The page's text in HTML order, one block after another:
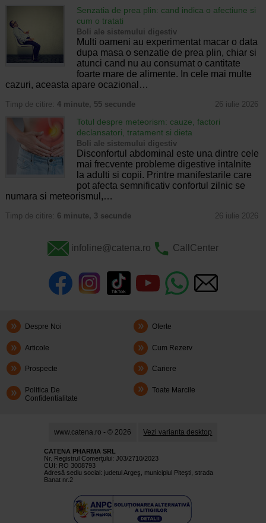
Senzatia de prea plin: cand indica o afectiune si
cum o tratati
Boli ale sistemului digestiv
Multi oameni au experimentat macar o data
dupa masa o senzatie de prea plin, chiar si
atunci cand nu au consumat o cantitate
foarte mare de alimente. In cele mai multe
cazuri, aceasta apare ocazional…
Timp de citire: 4 minute, 55 secunde 26 iulie 2026
Totul despre meteorism: cauze, factori
declansatori, tratament si dieta
Boli ale sistemului digestiv
Disconfortul abdominal este una dintre cele
mai frecvente probleme digestive intalnite
la adulti si copii. Printre manifestarile care
pot afecta semnificativ confortul zilnic se
numara si meteorismul,…
Timp de citire: 6 minute, 3 secunde 26 iulie 2026
infoline@catena.ro CallCenter
Despre Noi Oferte
Articole Cum Rezerv
Prospecte Cariere
Politica De
Confidentialitate
Toate Marcile
www.catena.ro - © 2026 Vezi varianta desktop
CATENA PHARMA SRL
Nr. Registrul Comerţului: J03/2710/2023
CUI: RO 3008793
Adresă sediu social: judetul Argeş, municipiul Piteşti, strada
Banat nr.2